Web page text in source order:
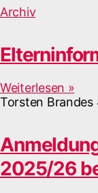
Archiv
Weiterlesen »
Torsten Brandes
2025/26